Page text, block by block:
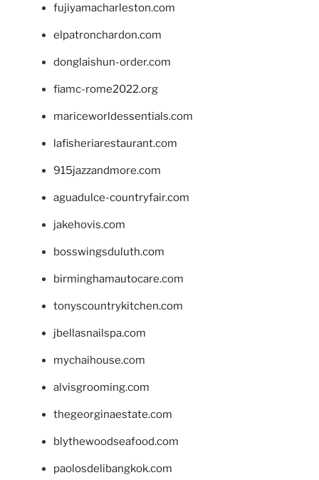
fujiyamacharleston.com
elpatronchardon.com
donglaishun-order.com
fiamc-rome2022.org
mariceworldessentials.com
lafisheriarestaurant.com
915jazzandmore.com
aguadulce-countryfair.com
jakehovis.com
bosswingsduluth.com
birminghamautocare.com
tonyscountrykitchen.com
jbellasnailspa.com
mychaihouse.com
alvisgrooming.com
thegeorginaestate.com
blythewoodseafood.com
paolosdelibangkok.com